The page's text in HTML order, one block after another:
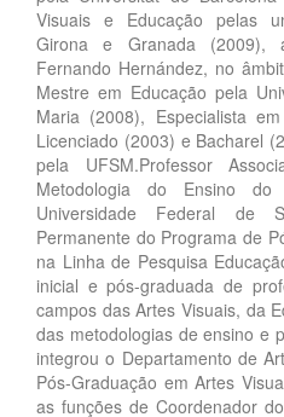
Visuais e Educação pelas
Girona e Granada (2009),
Fernando Hernández, no
Mestre em Educação pela
Maria (2008), Especialista
Licenciado (2003) e Bacharel
pela UFSM.Professor
Metodologia do Ensino
Universidade Federal de
Permanente do Programa de
na Linha de Pesquisa
inicial e pós-graduada de
campos das Artes Visuais, da
das metodologias de ensino e
integrou o Departamento de
Pós-Graduação em Artes
as funções de Coordenador